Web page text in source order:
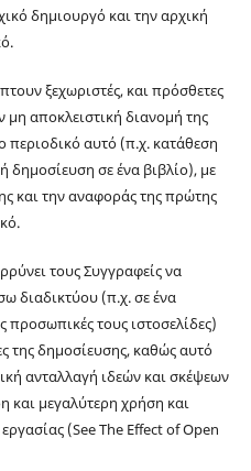
δημιουργό και την αρχική
ξεχωριστές, και πρόσθετες
μη αποκλειστική διανομή της
περιοδικό αυτό (π.χ. κατάθεση
δημοσίευση σε ένα βιβλίο), με
και την αναφοράς της πρώτης
τους Συγγραφείς να
διαδικτύου (π.χ. σε ένα
τους ιστοσελίδες)
της δημοσίευσης, καθώς αυτό
ανταλλαγή ιδεών και σκέψεων
και μεγαλύτερη χρήση και
(See The Effect of Open